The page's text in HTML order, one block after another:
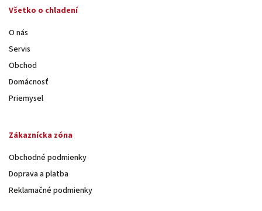
Všetko o chladení
O nás
Servis
Obchod
Domácnosť
Priemysel
Zákaznícka zóna
Obchodné podmienky
Doprava a platba
Reklamačné podmienky